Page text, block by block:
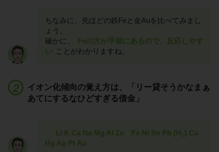
ちなみに、先ほどの鉄Feと金Auを比べてみまし
ょう。
確かに、
Feの方が手前にあるので、反応しやす
い
ことがわかりますね。
イオン化傾向の覚え方は、「リー貸そうかなまぁ
あてにするなひどすぎる借金」
Li K Ca Na Mg Al Zn Fe Ni Sn Pb (H2) Cu
Hg Ag Pt Au